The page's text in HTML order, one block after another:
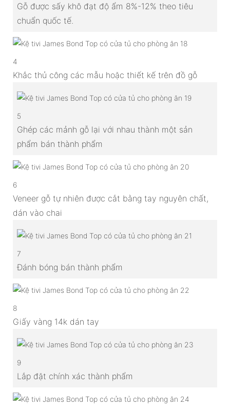
Gỗ được sấy khô đạt độ ẩm 8%-12% theo tiêu
chuẩn quốc tế.
4
Khắc thủ công các mẫu hoặc thiết kế trên đồ gỗ
5
Ghép các mảnh gỗ lại với nhau thành một sản
phẩm bán thành phẩm
6
Veneer gỗ tự nhiên được cắt bằng tay nguyên chất,
dán vào chai
7
Đánh bóng bán thành phẩm
8
Giấy vàng 14k dán tay
9
Lắp đặt chính xác thành phẩm